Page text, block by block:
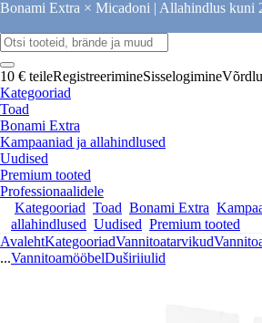
Bonami Extra × Micadoni | Allahindlus kuni
10 € teileRegistreerimineSisselogimine
Kategooriad
Toad
Bonami Extra
Kampaaniad ja allahindlused
Uudised
Premium tooted
Professionaalidele
Kategooriad Toad Bonami Extra
allahindlused Uudised Premium tooted
AvalehtKategooriadVannitoatarvikud
...VannitoamööbelDuširiiulid